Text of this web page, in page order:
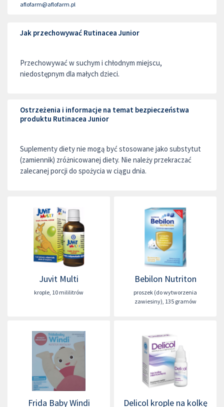
aflofarm@aflofarm.pl
Jak przechowywać Rutinacea Junior
Przechowywać w suchym i chłodnym miejscu,
niedostępnym dla małych dzieci.
Ostrzeżenia i informacje na temat bezpieczeństwa
produktu Rutinacea Junior
Suplementy diety nie mogą być stosowane jako substytut
(zamiennik) zróżnicowanej diety. Nie należy przekraczać
zalecanej porcji do spożycia w ciągu dnia.
Juvit Multi
krople, 10 mililitrów
Bebilon Nutriton
proszek (do wytworzenia
zawiesiny), 135 gramów
Frida Baby Windi Delicol krople na kolkę